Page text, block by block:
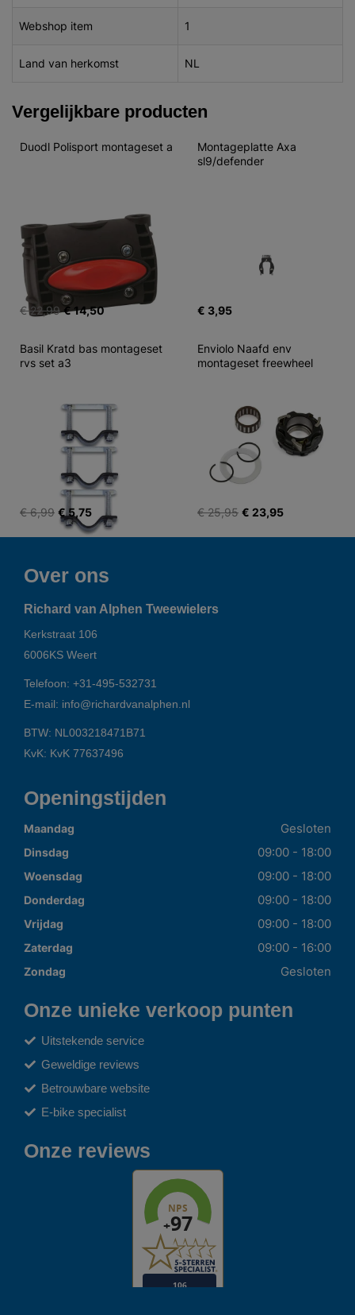
Webshop item 1
Land van herkomst NL
Vergelijkbare producten
Duodl Polisport montageset a
€ 22,99 € 14,50
Montageplatte Axa
sl9/defender
€ 3,95
Basil Kratd bas montageset
rvs set a3
€ 6,99 € 5,75
Enviolo Naafd env
montageset freewheel
€ 25,95 € 23,95
Over ons
Richard van Alphen Tweewielers
Kerkstraat 106
6006KS Weert
Telefoon: +31-495-532731
E-mail: info@richardvanalphen.nl
BTW: NL003218471B71
KvK: KvK 77637496
Openingstijden
Maandag Gesloten
Dinsdag 09:00 - 18:00
Woensdag 09:00 - 18:00
Donderdag 09:00 - 18:00
Vrijdag 09:00 - 18:00
Zaterdag 09:00 - 16:00
Zondag Gesloten
Onze unieke verkoop punten
Uitstekende service
Geweldige reviews
Betrouwbare website
E-bike specialist
Onze reviews